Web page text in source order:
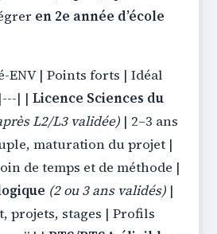
en 2e année d’école
ENV | Points forts | Idéal
| |Licence Sciences du
L2/L3 validée) | 2–3 ans
maturation du projet |
de temps et de méthode |
(2 ou 3 ans validés) |
projets, stages | Profils